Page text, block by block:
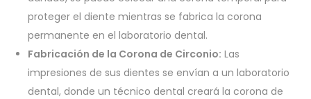
proteger el diente mientras se fabrica la corona
permanente en el laboratorio dental.
Fabricación de la Corona de Circonio: Las
impresiones de sus dientes se envían a un laboratorio
dental, donde un técnico dental creará la corona de